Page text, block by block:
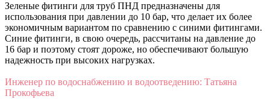
Зеленые фитинги для труб ПНД предназначены для
использования при давлении до 10 бар, что делает их более
экономичным вариантом по сравнению с синими фитингами.
Синие фитинги, в свою очередь, рассчитаны на давление до
16 бар и поэтому стоят дороже, но обеспечивают большую
надежность при высоких нагрузках.
Инженер по водоснабжению и водоотведению: Татьяна
Прокофьева